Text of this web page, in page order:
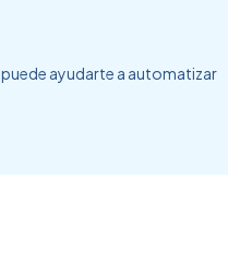
ayudarte a automatizar